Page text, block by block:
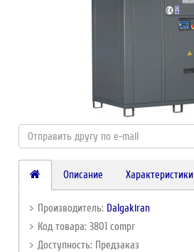
Описание Характеристики
Производитель: Dalgakiran
Код товара: 3801 compr
Доступность: Предзаказ